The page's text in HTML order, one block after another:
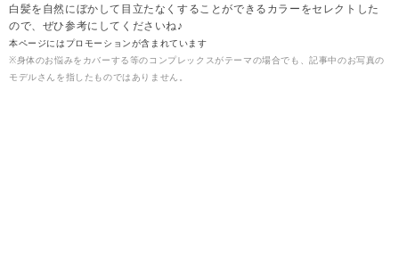
白髪を自然にぼかして目立たなくすることができるカラーをセレクトした
ので、ぜひ参考にしてくださいね♪
本ページにはプロモーションが含まれています
※身体のお悩みをカバーする等のコンプレックスがテーマの場合でも、記事中のお写真の
モデルさんを指したものではありません。